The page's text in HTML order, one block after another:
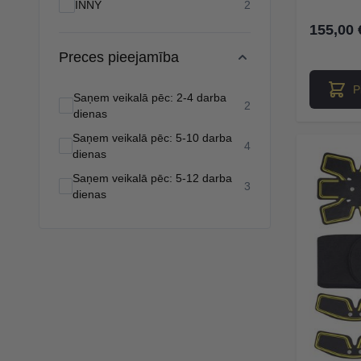
INNY
2
Preces pieejamība
Saņem veikalā pēc: 2-4 darba
dienas
2 products available
Saņem veikalā pēc: 5-10 darba
dienas
4
Saņem veikalā pēc: 5-12 darba
dienas
3 products available
155,00